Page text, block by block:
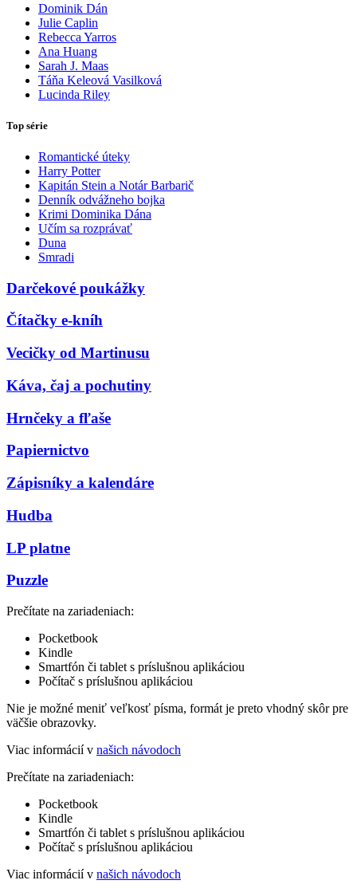
Dominik Dán
Julie Caplin
Rebecca Yarros
Ana Huang
Sarah J. Maas
Táňa Keleová Vasilková
Lucinda Riley
Top série
Romantické úteky
Harry Potter
Kapitán Stein a Notár Barbarič
Denník odvážneho bojka
Krimi Dominika Dána
Učím sa rozprávať
Duna
Smradi
Darčekové poukážky
Čítačky e-kníh
Vecičky od Martinusu
Káva, čaj a pochutiny
Hrnčeky a fľaše
Papiernictvo
Zápisníky a kalendáre
Hudba
LP platne
Puzzle
Prečítate na zariadeniach:
Pocketbook
Kindle
Smartfón či tablet s príslušnou aplikáciou
Počítač s príslušnou aplikáciou
Nie je možné meniť veľkosť písma, formát je preto vhodný skôr pre
väčšie obrazovky.
Viac informácií v našich návodoch
Prečítate na zariadeniach:
Pocketbook
Kindle
Smartfón či tablet s príslušnou aplikáciou
Počítač s príslušnou aplikáciou
Viac informácií v našich návodoch